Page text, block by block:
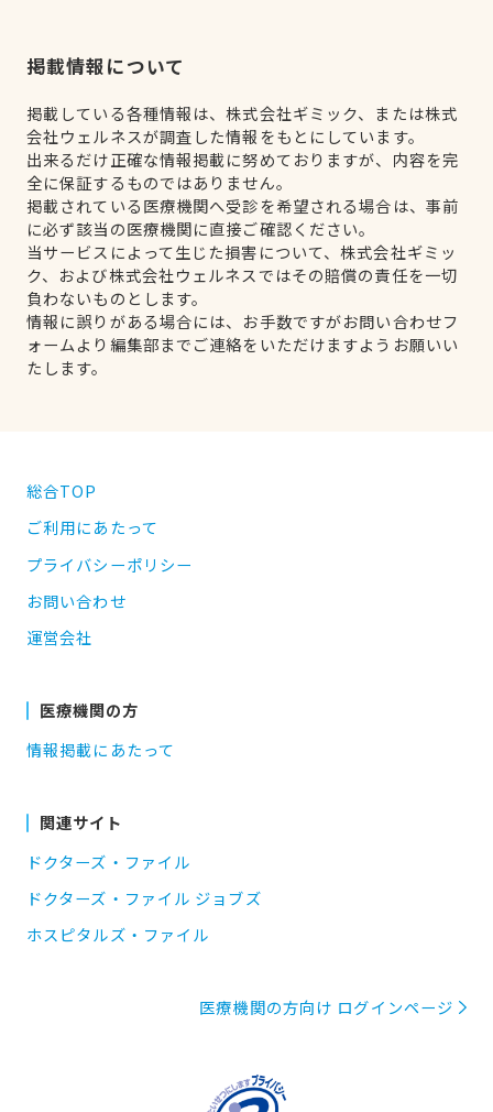
掲載情報について
掲載している各種情報は、株式会社ギミック、または株式
会社ウェルネスが調査した情報をもとにしています。
出来るだけ正確な情報掲載に努めておりますが、内容を完
全に保証するものではありません。
掲載されている医療機関へ受診を希望される場合は、事前
に必ず該当の医療機関に直接ご確認ください。
当サービスによって生じた損害について、株式会社ギミッ
ク、および株式会社ウェルネスではその賠償の責任を一切
負わないものとします。
情報に誤りがある場合には、お手数ですがお問い合わせフ
ォームより編集部までご連絡をいただけますようお願いい
たします。
総合TOP
ご利用にあたって
プライバシーポリシー
お問い合わせ
運営会社
医療機関の方
情報掲載にあたって
関連サイト
ドクターズ・ファイル
ドクターズ・ファイル ジョブズ
ホスピタルズ・ファイル
医療機関の方向け ログインページ